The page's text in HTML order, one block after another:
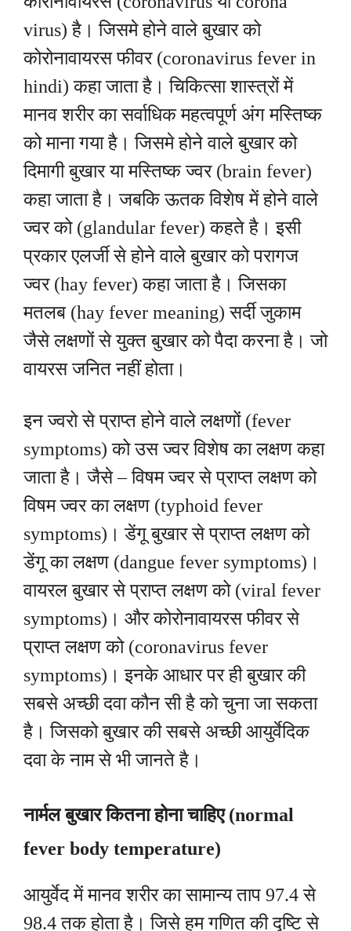
virus) है। जिसमे होने वाले बुखार को
कोरोनावायरस फीवर (coronavirus fever in
hindi) कहा जाता है। चिकित्सा शास्त्रों में
मानव शरीर का सर्वाधिक महत्वपूर्ण अंग मस्तिष्क
को माना गया है। जिसमे होने वाले बुखार को
दिमागी बुखार या मस्तिष्क ज्वर (brain fever)
कहा जाता है। जबकि ऊतक विशेष में होने वाले
ज्वर को (glandular fever) कहते है। इसी
प्रकार एलर्जी से होने वाले बुखार को परागज
ज्वर (hay fever) कहा जाता है। जिसका
मतलब (hay fever meaning) सर्दी जुकाम
जैसे लक्षणों से युक्त बुखार को पैदा करना है। जो
वायरस जनित नहीं होता।
इन ज्वरो से प्राप्त होने वाले लक्षणों (fever
symptoms) को उस ज्वर विशेष का लक्षण कहा
जाता है। जैसे – विषम ज्वर से प्राप्त लक्षण को
विषम ज्वर का लक्षण (typhoid fever
symptoms)। डेंगू बुखार से प्राप्त लक्षण को
डेंगू का लक्षण (dangue fever symptoms)।
वायरल बुखार से प्राप्त लक्षण को (viral fever
symptoms)। और कोरोनावायरस फीवर से
प्राप्त लक्षण को (coronavirus fever
symptoms)। इनके आधार पर ही बुखार की
सबसे अच्छी दवा कौन सी है को चुना जा सकता
है।जिसको बुखार की सबसे अच्छी आयुर्वेदिक
दवा के नाम से भी जानते है।
नार्मल बुखार कितना होना चाहिए (normal
fever body temperature)
आयुर्वेद में मानव शरीर का सामान्य ताप 97.4 से
98.4 तक होता है। जिसे हम गणित की दृष्टि से